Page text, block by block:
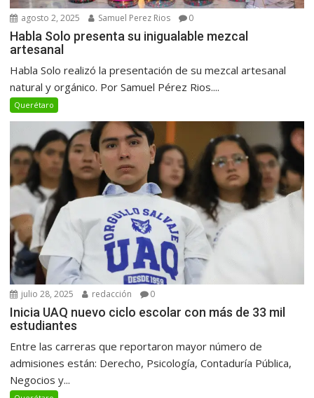
agosto 2, 2025 Samuel Perez Rios 0
Habla Solo presenta su inigualable mezcal
artesanal
Habla Solo realizó la presentación de su mezcal artesanal
natural y orgánico. Por Samuel Pérez Rios....
Querétaro
julio 28, 2025 redacción 0
Inicia UAQ nuevo ciclo escolar con más de 33 mil
estudiantes
Entre las carreras que reportaron mayor número de
admisiones están: Derecho, Psicología, Contaduría Pública,
Negocios y...